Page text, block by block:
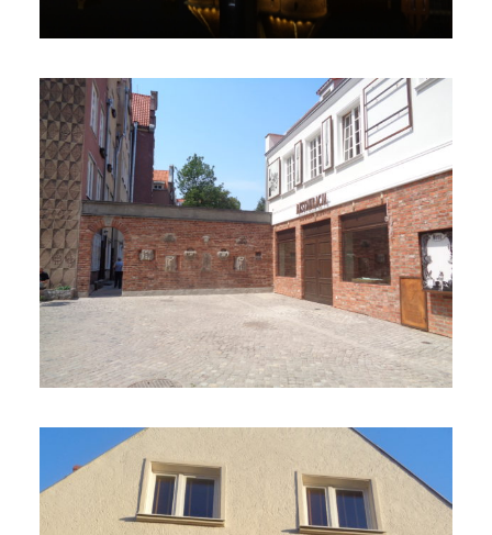
Dostrzec Gdańsk w…
Gdańsku.
6 grudnia 2018
4 min czytania
Autor:Kamil Sulewski